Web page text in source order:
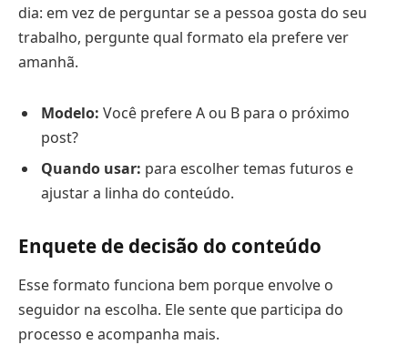
dia: em vez de perguntar se a pessoa gosta do seu
trabalho, pergunte qual formato ela prefere ver
amanhã.
Modelo: Você prefere A ou B para o próximo
post?
Quando usar: para escolher temas futuros e
ajustar a linha do conteúdo.
Enquete de decisão do conteúdo
Esse formato funciona bem porque envolve o
seguidor na escolha. Ele sente que participa do
processo e acompanha mais.